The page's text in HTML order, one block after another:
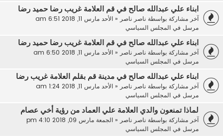
ابناء علي عبدالله صالح في قم العلامة غريب رضا حميد رضا
آخر مشاركة بواسطة ناصر ناصر« الأحد مارس 11, 2018 6:51 am
مرسل في المجلس السياسي
ابناء علي عبدالله صالح في قم العلامة غريب رضا حميد رضا
آخر مشاركة بواسطة ناصر ناصر« الأحد مارس 11, 2018 6:50 am
مرسل في المجلس السياسي
ابناء علي عبدالله صالح في مدينة قم بقلم العلامة غريب رضا
آخر مشاركة بواسطة ناصر ناصر« الأحد مارس 11, 2018 1:24 am
مرسل في المجلس السياسي
لماذا تمنعون والدي العلامة علي العماد من رؤية أخي عصام
آخر مشاركة بواسطة ناصر ناصر« الجمعة مارس 09, 2018 4:10 pm
مرسل في المجلس السياسي